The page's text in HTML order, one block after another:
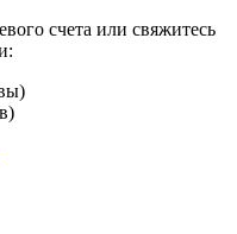
счета или свяжитесь